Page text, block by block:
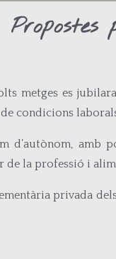
metges es
condicions
d’autònom, amb
la professió i
privada